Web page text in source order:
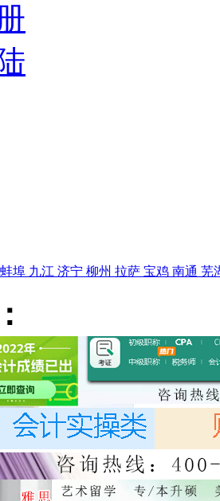
蚌埠 九江 济宁 柳州 拉萨 宝鸡 南通 芜